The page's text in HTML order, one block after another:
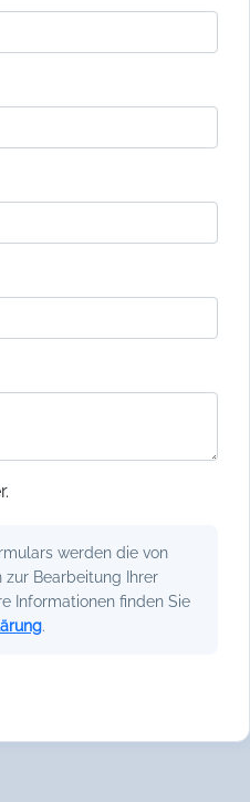
werden die von
zur Bearbeitung Ihrer
Informationen finden Sie
.